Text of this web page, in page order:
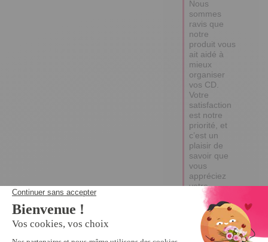
Nous
sommes
ravis que
notre
produit vous
ait aidé à
mieux
organiser
vos CD.
Votre
satisfaction
est notre
priorité, et
c’est un
plaisir de
savoir que
vous
appréciez
votre
expérience
avec nous.
Bonne
journée !
Liane